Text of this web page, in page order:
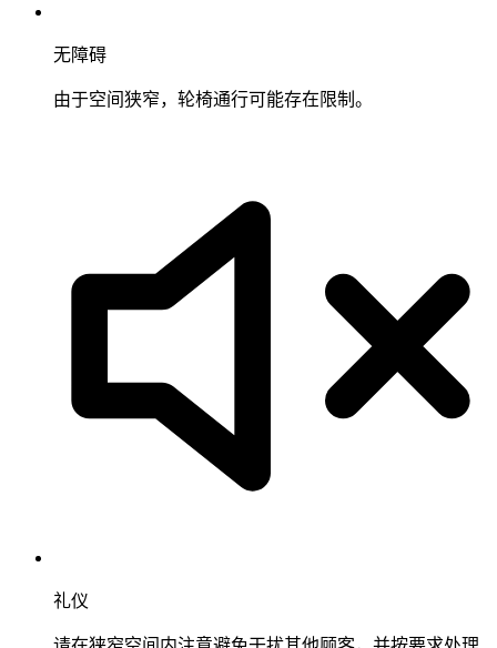
无障碍
由于空间狭窄，轮椅通行可能存在限制。
礼仪